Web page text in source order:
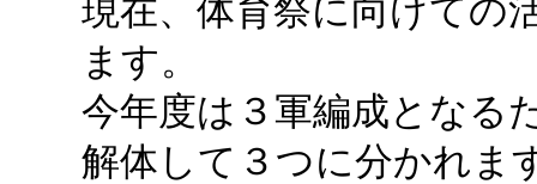
現在、体育祭に向けての
ます。
今年度は３軍編成となる
解体して３つに分かれま